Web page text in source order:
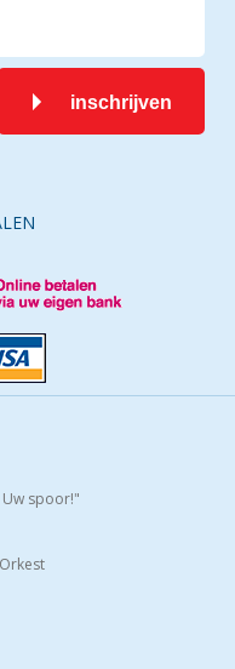
inschrijven
Uw spoor!"